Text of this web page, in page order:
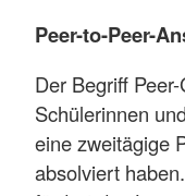
Peer-to-Peer-
Der Begriff
Schülerinnen
eine zweitägige
absolviert